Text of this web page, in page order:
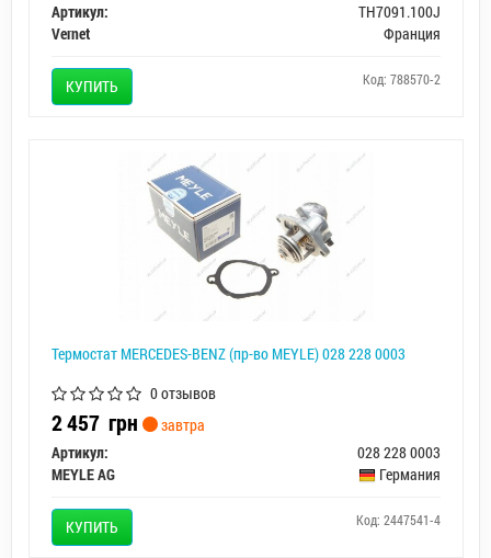
Артикул:
TH7091.100J
Vernet
Франция
КУПИТЬ Код: 788570-2
Термостат MERCEDES-BENZ (пр-во MEYLE) 028 228 0003
0 отзывов
2 457 грн
завтра
Артикул:
028 228 0003
MEYLE AG
Германия
КУПИТЬ Код: 2447541-4